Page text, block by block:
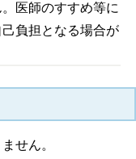
医師のすすめ等に
負担となる場合が
せん。